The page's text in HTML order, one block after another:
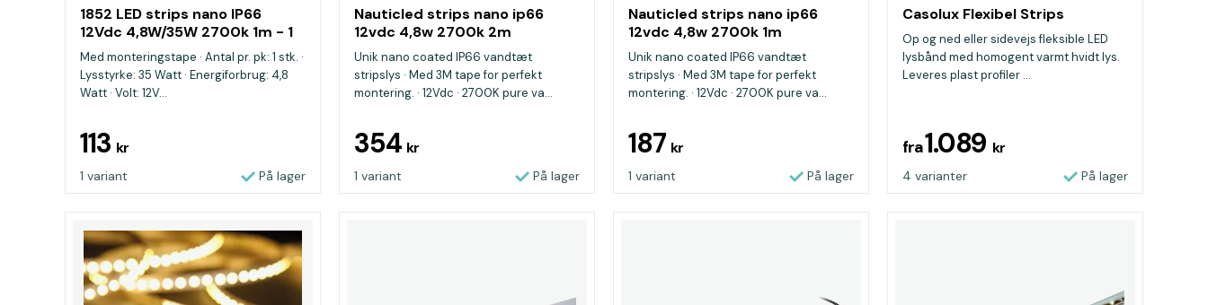
1852 LED strips nano IP66
12Vdc 4,8W/35W 2700k 1m - 1
pak
Med monteringstape · Antal pr. pk: 1 stk. ·
Lysstyrke: 35 Watt · Energiforbrug: 4,8
Watt · Volt: 12V...
113 kr
1 variant På lager
Nauticled strips nano ip66
12vdc 4,8w 2700k 2m
Unik nano coated IP66 vandtæt
stripslys · Med 3M tape for perfekt
montering. · 12Vdc · 2700K pure va...
354 kr
1 variant På lager
Nauticled strips nano ip66
12vdc 4,8w 2700k 1m
Unik nano coated IP66 vandtæt
stripslys · Med 3M tape for perfekt
montering. · 12Vdc · 2700K pure va...
187 kr
1 variant På lager
Casolux Flexibel Strips
Op og ned eller sidevejs fleksible LED
lysbånd med homogent varmt hvidt lys.
Leveres plast profiler ...
fra1.089 kr
4 varianter På lager